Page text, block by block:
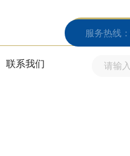
服务热线：
联系我们